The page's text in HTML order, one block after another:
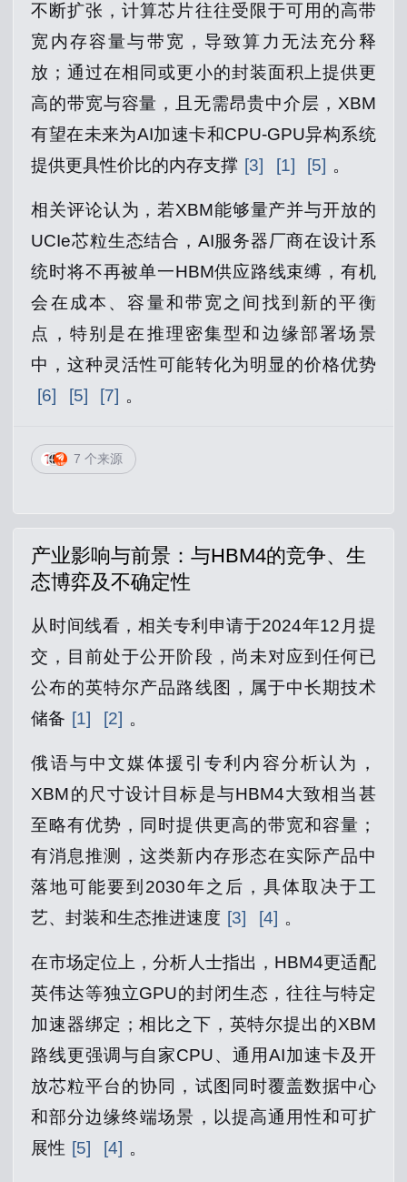
不断扩张，计算芯片往往受限于可用的高带
宽内存容量与带宽，导致算力无法充分释
放；通过在相同或更小的封装面积上提供更
高的带宽与容量，且无需昂贵中介层，XBM
有望在未来为AI加速卡和CPU‑GPU异构系统
提供更具性价比的内存支撑 [3] [1] [5] 。
相关评论认为，若XBM能够量产并与开放的
UCIe芯粒生态结合，AI服务器厂商在设计系
统时将不再被单一HBM供应路线束缚，有机
会在成本、容量和带宽之间找到新的平衡
点，特别是在推理密集型和边缘部署场景
中，这种灵活性可能转化为明显的价格优势
[6]
[5] [7] 。
7 个来源
产业影响与前景：与HBM4的竞争、生
态博弈及不确定性
从时间线看，相关专利申请于2024年12月提
交，目前处于公开阶段，尚未对应到任何已
公布的英特尔产品路线图，属于中长期技术
储备 [1] [2] 。
俄语与中文媒体援引专利内容分析认为，
XBM的尺寸设计目标是与HBM4大致相当甚
至略有优势，同时提供更高的带宽和容量；
有消息推测，这类新内存形态在实际产品中
落地可能要到2030年之后，具体取决于工
艺、封装和生态推进速度 [3] [4] 。
在市场定位上，分析人士指出，HBM4更适配
英伟达等独立GPU的封闭生态，往往与特定
加速器绑定；相比之下，英特尔提出的XBM
路线更强调与自家CPU、通用AI加速卡及开
放芯粒平台的协同，试图同时覆盖数据中心
和部分边缘终端场景，以提高通用性和可扩
展性 [5] [4] 。